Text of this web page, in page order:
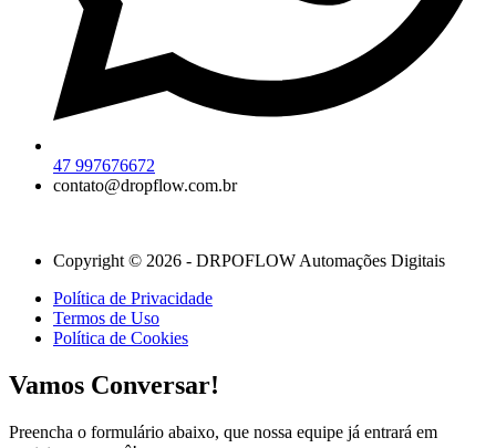
47 997676672
contato@dropflow.com.br
Copyright © 2026 - DRPOFLOW Automações Digitais
Política de Privacidade
Termos de Uso
Política de Cookies
Vamos Conversar!
Preencha o formulário abaixo, que nossa equipe já entrará em